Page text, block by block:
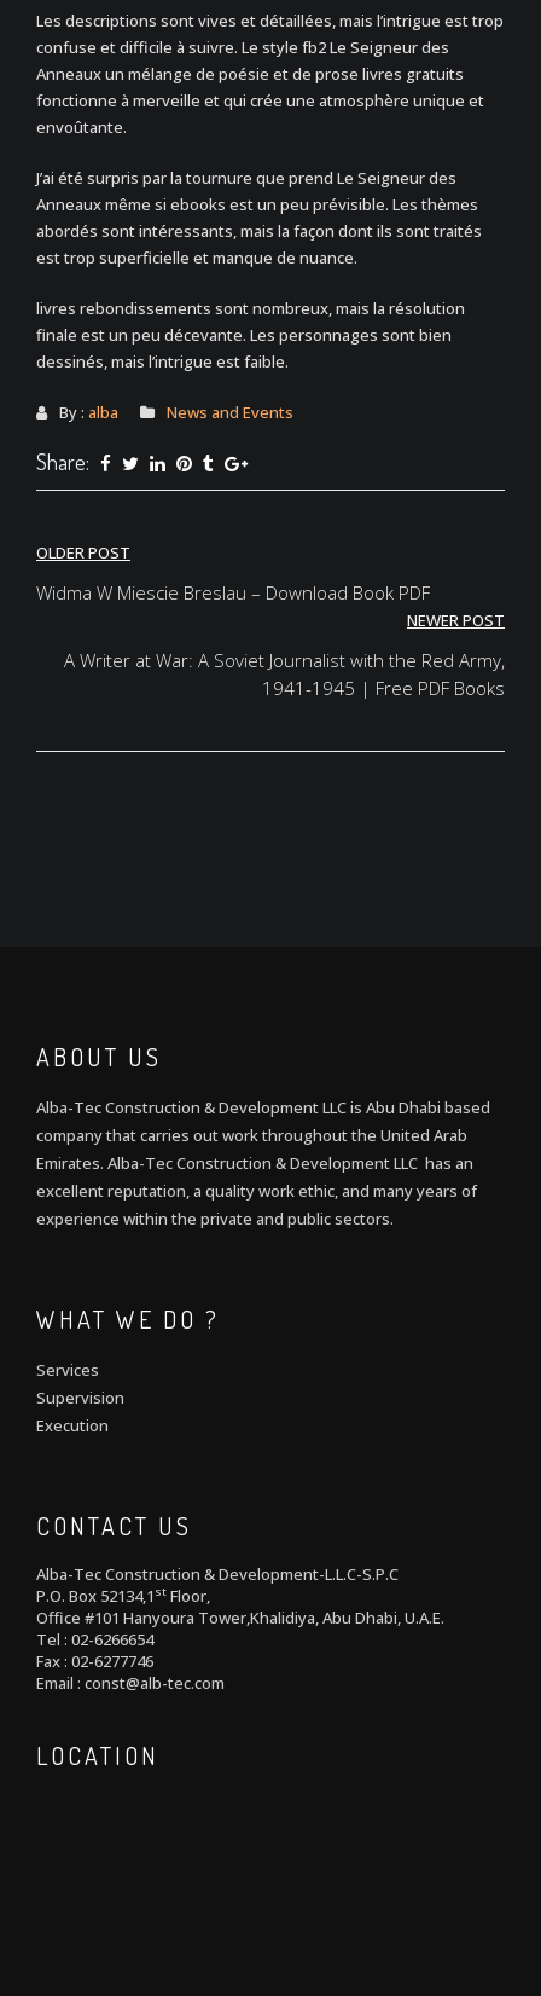
Les descriptions sont vives et détaillées, mais l’intrigue est trop
confuse et difficile à suivre. Le style fb2 Le Seigneur des
Anneaux un mélange de poésie et de prose livres gratuits
fonctionne à merveille et qui crée une atmosphère unique et
envoûtante.
J’ai été surpris par la tournure que prend Le Seigneur des
Anneaux même si ebooks est un peu prévisible. Les thèmes
abordés sont intéressants, mais la façon dont ils sont traités
est trop superficielle et manque de nuance.
livres rebondissements sont nombreux, mais la résolution
finale est un peu décevante. Les personnages sont bien
dessinés, mais l’intrigue est faible.
By : alba News and Events
Share:
Post
navigation
OLDER POST
Widma W Miescie Breslau – Download Book PDF
NEWER POST
A Writer at War: A Soviet Journalist with the Red Army,
1941-1945 | Free PDF Books
ABOUT US
Alba-Tec Construction & Development LLC is Abu Dhabi based
company that carries out work throughout the United Arab
Emirates. Alba-Tec Construction & Development LLC has an
excellent reputation, a quality work ethic, and many years of
experience within the private and public sectors.
WHAT WE DO ?
Services
Supervision
Execution
CONTACT US
Alba-Tec Construction & Development-L.L.C-S.P.C
P.O. Box 52134,1 st Floor,
Office #101 Hanyoura Tower,Khalidiya, Abu Dhabi, U.A.E.
Tel : 02-6266654
Fax : 02-6277746
Email : const@alb-tec.com
LOCATION